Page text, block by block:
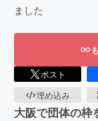
ました
ポスト
埋め込み
大阪で団体の枠